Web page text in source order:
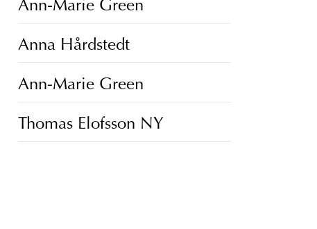
Ann-Marie Green
Anna Hårdstedt
Ann-Marie Green
Thomas Elofsson NY